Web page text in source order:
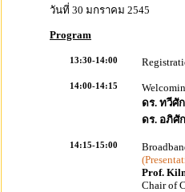
วันที่ 30 มกราคม 2545
Program
13:30-14:00
14:00-14:15
ดร. ทวีศั
ดร. อภิศั
14:15-15:00
Prof.
Chair of